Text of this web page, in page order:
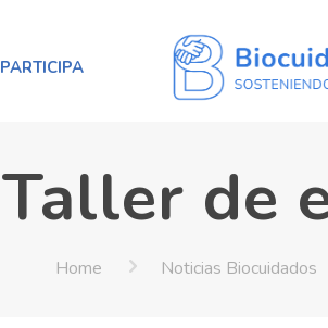
PARTICIPA
Taller de
Home Noticias Biocuidados